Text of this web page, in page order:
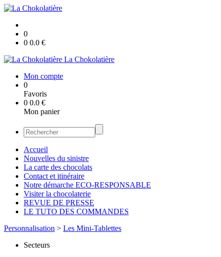
0
0 0.0 €
La Chokolatière
Mon compte
0
Favoris
0 0.0 €
Mon panier
Accueil
Nouvelles du sinistre
La carte des chocolats
Contact et itinéraire
Notre démarche ECO-RESPONSABLE
Visiter la chocolaterie
REVUE DE PRESSE
LE TUTO DES COMMANDES
Personnalisation > Les Mini-Tablettes
Secteurs